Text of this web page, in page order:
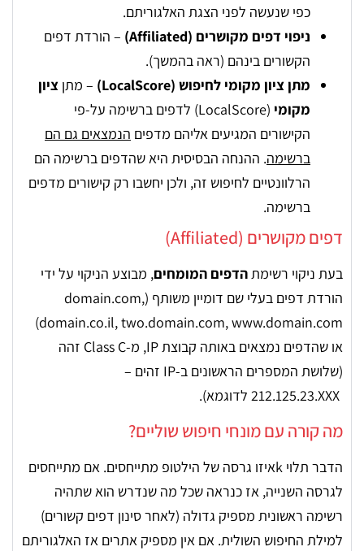
כפי שנעשה לפני הצגת האלגוריתם.
ניפוי דפים מקושרים (Affiliated)
– הורדת דפים
הקשורים בינהם (ראה בהמשך).
מתן ציון מקומי לחיפוש (LocalScore)
– מתן ציון
מקומי
(LocalScore) לדפים ברשימה על-פי
הקישורים המגיעים אליהם מדפים הנמצאים גם הם
ברשימה. ההנחה הבסיסית היא שהדפים ברשימה הם
הרלוונטיים לחיפוש זה, ולכן יחשבו רק קישורים מדפים
ברשימה.
דפים מקושרים (Affiliated)
בעת ניקוי רשימתהדפים המומחים, מבוצע הניקוי על ידי
הורדת דפים בעלי שם דומיין משותף (domain.com,
domain.co.il, two.domain.com, www.domain.com)
או שהדפים נמצאים באותה קבוצת IP, מ-Class C זהה
(שלושת המספרים הראשונים ב-IP זהים –
212.125.23.XXX לדוגמא).
מה קורה עם מונחי חיפוש שוליים?
הדבר תלוי kאיזו גרסה של הילטופ מתייחסים. אם מתייחסים
לגרסה השנייה, אז כנראה שכל מה שנדרש הוא שתהיה
רשימה ראשונית מספיק גדולה (לאחר סינון דפים קשורים)
למילת החיפוש השולית. אם אין מספיק אתרים אז האלגוריתם